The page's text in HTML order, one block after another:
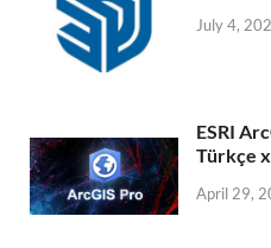
July 4,
ESRI
Türkçe
April 29,